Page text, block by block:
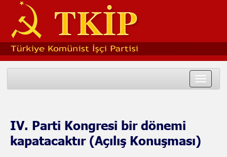
Toggle
IV. Parti Kongresi bir dönemi
kapatacaktır (Açılış Konuşması)